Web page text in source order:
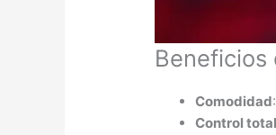
Beneficios
Comodidad
Control total